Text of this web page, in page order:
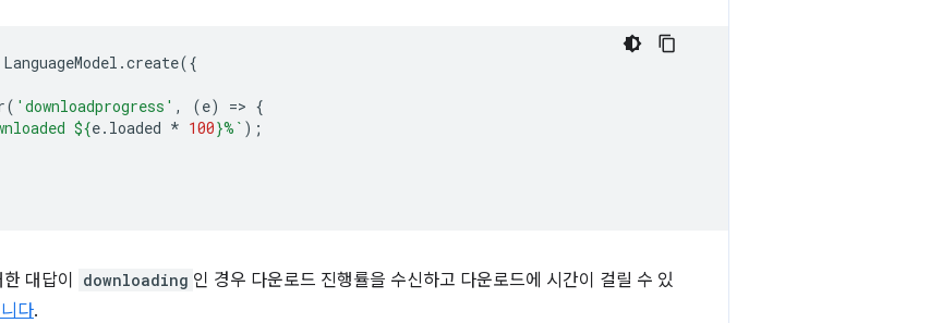
LanguageModel .create({
( 'downloadprogress' , (e) => {
${e. loaded * 100}%` );
대답이 downloading 인 경우 다운로드 진행률을 수신하고 다운로드에 시간이 걸릴 수 있
다.